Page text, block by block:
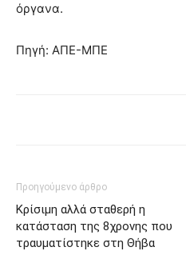
όργανα.
Πηγή: ΑΠΕ-ΜΠΕ
Προηγούμενο άρθρο
Κρίσιμη αλλά σταθερή η
κατάσταση της 8χρονης που
τραυματίστηκε στη Θήβα